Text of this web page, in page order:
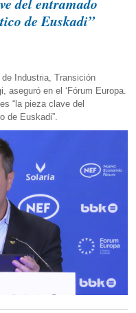
de Euskadi”
Industria, Transición
aseguró en el ‘Fórum Europa.
“la pieza clave del
de Euskadi”.